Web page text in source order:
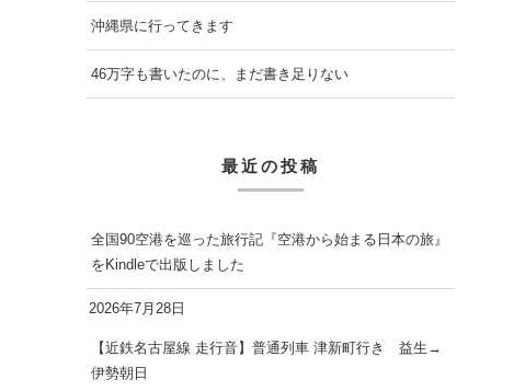
沖縄県に行ってきます
46万字も書いたのに、まだ書き足りない
最近の投稿
全国90空港を巡った旅行記『空港から始まる日本の旅』
をKindleで出版しました
2026年7月28日
【近鉄名古屋線 走行音】普通列車 津新町行き 益生→
伊勢朝日